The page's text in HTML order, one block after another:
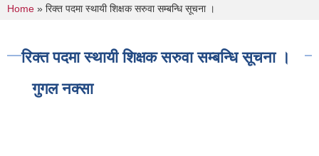
You are here
Home » रिक्त पदमा स्थायी शिक्षक सरुवा सम्बन्धि सूचना ।
रिक्त पदमा स्थायी शिक्षक सरुवा सम्बन्धि सूचना ।
गुगल नक्सा